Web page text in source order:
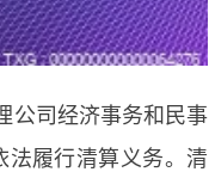
公司经济事务和民事
法履行清算义务。清